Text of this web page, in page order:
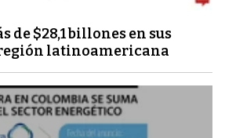
de $28,1 billones en sus
latinoamericana